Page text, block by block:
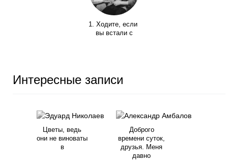
1. Ходите, если
вы встали с
Интересные записи
Цветы, ведь
они не виноваты
в
Доброго
времени суток,
друзья. Меня
давно